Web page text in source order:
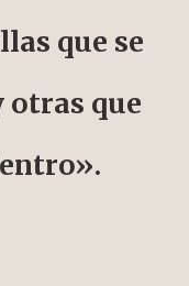
que se
que